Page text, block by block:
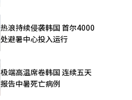
热浪持续侵袭韩国 首尔4000
处避暑中心投入运行
极端高温席卷韩国 连续五天
报告中暑死亡病例